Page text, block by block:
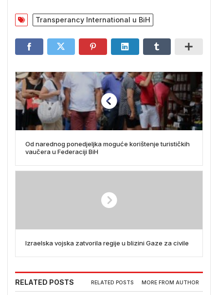
Transperancy International u BiH
Od narednog ponedjeljka moguće korištenje turističkih
vaučera u Federaciji BiH
Izraelska vojska zatvorila regije u blizini Gaze za civile
RELATED POSTS RELATED POSTS MORE FROM AUTHOR